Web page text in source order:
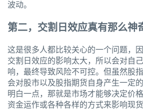
波动。
第二，交割日效应真有那么神
这是很多人都比较关心的一个问题，
交割日效应的影响太大，所以会对自
响，最终导致风险不可控。但虽然股
会对股市以及股指期货自身产生一定
明白一点，那就是市场才能够决定价
资金运作或各种各样的方式来影响现